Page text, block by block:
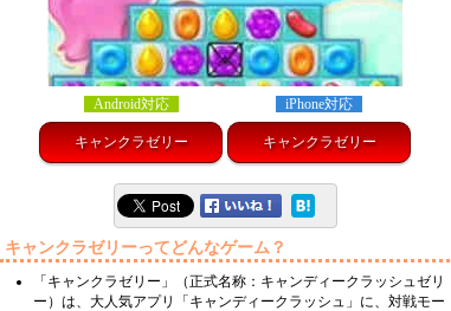
Android対応
キャンクラゼリー
iPhone対応
キャンクラゼリー
キャンクラゼリーってどんなゲーム？
「キャンクラゼリー」（正式名称：キャンディークラッシュゼリ
ー）は、大人気アプリ「キャンディークラッシュ」に、対戦モー